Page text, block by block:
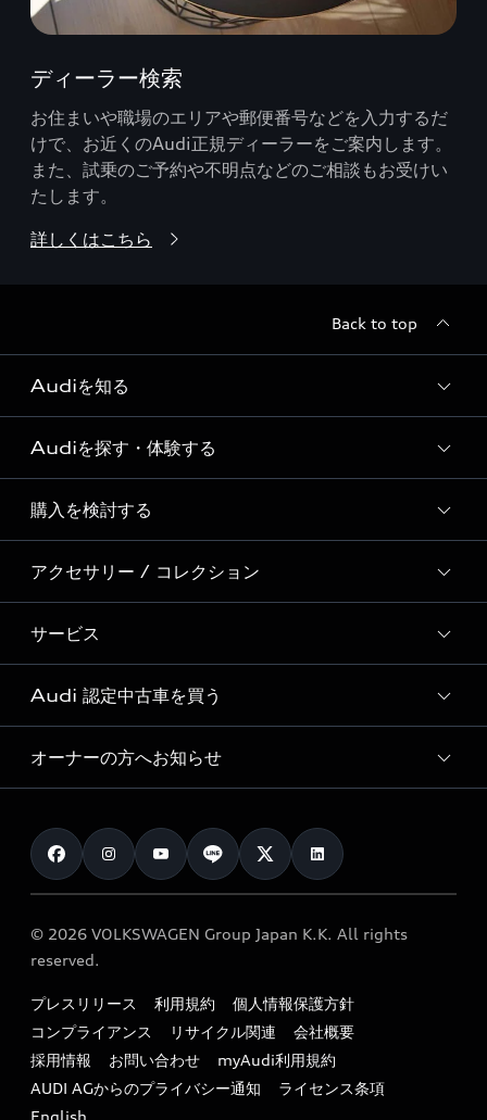
ディーラー検索
お住まいや職場のエリアや郵便番号などを入力するだ
けで、お近くのAudi正規ディーラーをご案内します。
また、試乗のご予約や不明点などのご相談もお受けい
たします。
詳しくはこちら
Back to top
Audiを知る
Audi ブランド
Story of Progress
Audi Sport
Formula 1®
デジタルサービス
Audiを探す・体験する
ディーラー検索
新車在庫検索
試乗車・展示車検索
見積もり依頼
試乗予約
購入を検討する
モデル一覧
特別仕様モデル / 限定モデル
e-tronラインアップ
価格シミュレーション
車両比較
カタログ一覧
アクセサリー / コレクション
純正アクセサリー
オンラインショップ
Audi collection
アウディナビアプリ
サービス
サービス入庫予約
サービスプログラム
メンテナンス
車検 / 定期点検
e-tronアフターサポート
myAudi
Audi 認定中古車を買う
Audi認定中古車
クオリティ
保証
メンテナンス
ファイナンス
キャンペーン / イベント
買取査定
オーナーの方へお知らせ
お知らせ
オーナー様向けキャンペーン
特定整備適用車一覧
リサイクル法
よくある質問（FAQ）
© 2026 VOLKSWAGEN Group Japan K.K. All rights
reserved.
プレスリリース 利用規約
個人情報保護方針
コンプライアンス
リサイクル関連
会社概要
採用情報
お問い合わせ
myAudi利用規約
AUDI AGからのプライバシー通知
ライセンス条項
English